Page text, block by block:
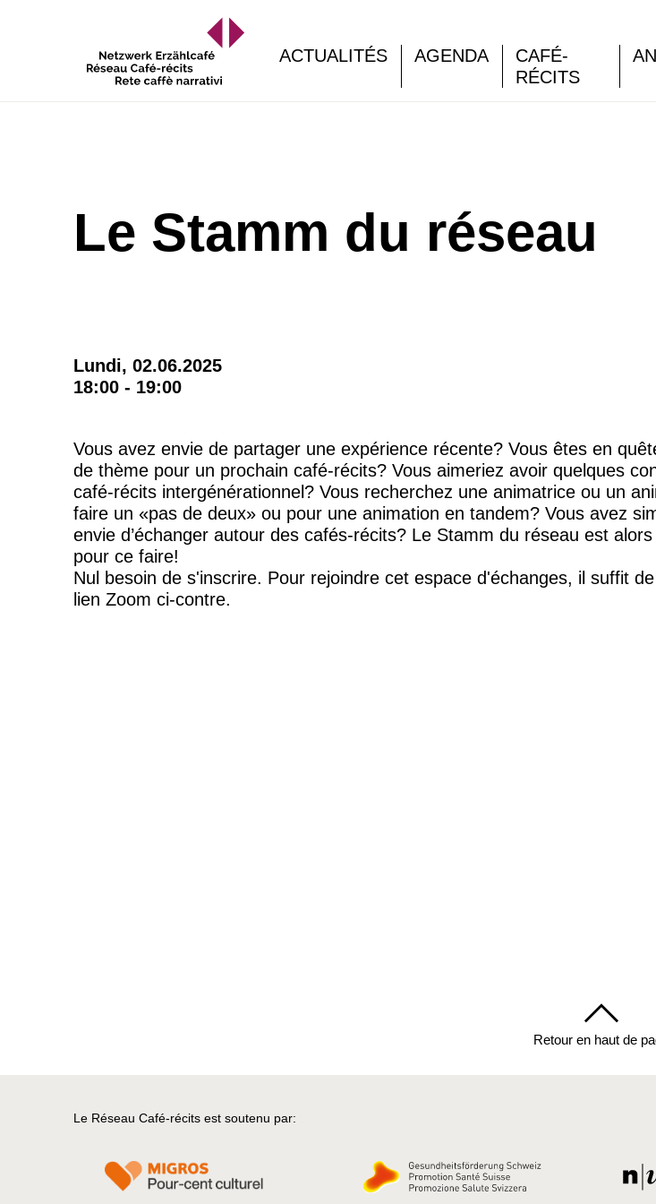
ACTUALITÉS AGENDA
CAFÉ-
RÉCITS
Le Stamm du réseau
Lundi, 02.06.2025
18:00 - 19:00
Vous avez envie de partager une expérience récente? Vous êtes en
de thème pour un prochain café-récits? Vous aimeriez avoir quelques
café-récits intergénérationnel? Vous recherchez une animatrice ou un
faire un «pas de deux» ou pour une animation en tandem? Vous avez
envie d’échanger autour des cafés-récits? Le Stamm du réseau est alors
pour ce faire!
Nul besoin de s'inscrire. Pour rejoindre cet espace d'échanges, il suffit
lien Zoom ci-contre.
Retour en haut de
Le Réseau Café-récits est soutenu par: